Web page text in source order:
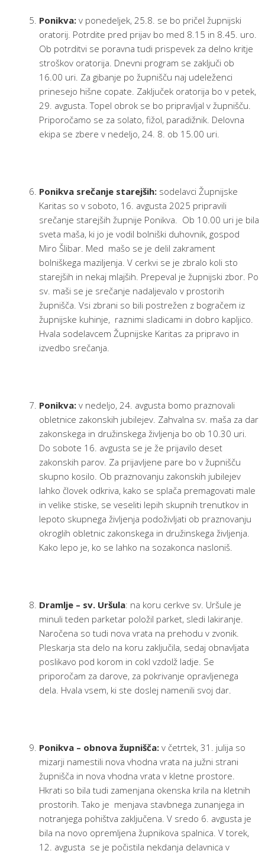
Ponikva: v ponedeljek, 25.8. se bo pričel župnijski
oratorij. Potrdite pred prijav bo med 8.15 in 8.45. uro.
Ob potrditvi se poravna tudi prispevek za delno kritje
stroškov oratorija. Dnevni program se zaključi ob
16.00 uri. Za gibanje po župnišču naj udeleženci
prinesejo hišne copate. Zaključek oratorija bo v petek,
29. avgusta. Topel obrok se bo pripravljal v župnišču.
Priporočamo se za solato, fižol, paradižnik. Delovna
ekipa se zbere v nedeljo, 24. 8. ob 15.00 uri.
Ponikva srečanje starejših: sodelavci Župnijske
Karitas so v soboto, 16. avgusta 2025 pripravili
srečanje starejših župnije Ponikva. Ob 10.00 uri je bila
sveta maša, ki jo je vodil bolniški duhovnik, gospod
Miro Šlibar. Med mašo se je delil zakrament
bolniškega maziljenja. V cerkvi se je zbralo koli sto
starejših in nekaj mlajših. Prepeval je župnijski zbor. Po
sv. maši se je srečanje nadaljevalo v prostorih
župnišča. Vsi zbrani so bili postrežen z bogračem iz
župnijske kuhinje, raznimi sladicami in dobro kapljico.
Hvala sodelavcem Župnijske Karitas za pripravo in
izvedbo srečanja.
Ponikva: v nedeljo, 24. avgusta bomo praznovali
obletnice zakonskih jubilejev. Zahvalna sv. maša za dar
zakonskega in družinskega življenja bo ob 10.30 uri.
Do sobote 16. avgusta se je že prijavilo deset
zakonskih parov. Za prijavljene pare bo v župnišču
skupno kosilo. Ob praznovanju zakonskih jubilejev
lahko človek odkriva, kako se splača premagovati male
in velike stiske, se veseliti lepih skupnih trenutkov in
lepoto skupnega življenja podoživljati ob praznovanju
okroglih obletnic zakonskega in družinskega življenja.
Kako lepo je, ko se lahko na sozakonca nasloniš.
Dramlje – sv. Uršula: na koru cerkve sv. Uršule je
minuli teden parketar položil parket, sledi lakiranje.
Naročena so tudi nova vrata na prehodu v zvonik.
Pleskarja sta delo na koru zaključila, sedaj obnavljata
poslikavo pod korom in cokl vzdolž ladje. Se
priporočam za darove, za pokrivanje opravljenega
dela. Hvala vsem, ki ste doslej namenili svoj dar.
Ponikva – obnova župnišča: v četrtek, 31. julija so
mizarji namestili nova vhodna vrata na južni strani
župnišča in nova vhodna vrata v kletne prostore.
Hkrati so bila tudi zamenjana okenska krila na kletnih
prostorih. Tako je menjava stavbnega zunanjega in
notranjega pohištva zaključena. V sredo 6. avgusta je
bila na novo opremljena župnikova spalnica. V torek,
12. avgusta se je počistila nekdanja delavnica v